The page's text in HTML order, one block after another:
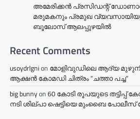
അമേരിക്കൻ പ്രസിഡന്റ്
മരുമകനും പ്രമുഖ
ബൂലോസ് ആലപ്പുഴയിൽ
Recent Comments
usoydrlgnion മോളിവുഡിലെ ആദ്യ
ആക്ഷൻ കോമഡി ചിത്രം “ചത്താ പച്ച”
big bunnyon60 കോടി രൂപയുടെ
നടി ശില്പാ ഷെട്ടിയെ മുംബൈ